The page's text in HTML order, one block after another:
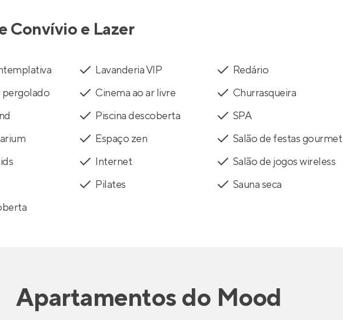
Convívio e Lazer
Lavanderia VIP
Redário
pergolado
Cinema ao ar livre
Churrasqueira
Piscina descoberta
SPA
Espaço zen
Salão de festas gourmet
Internet
Salão de jogos wireless
Pilates
Sauna seca
Apartamentos do Mood